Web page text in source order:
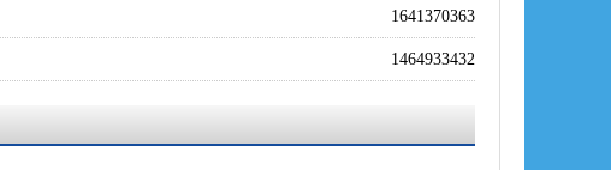
1641370363
1464933432